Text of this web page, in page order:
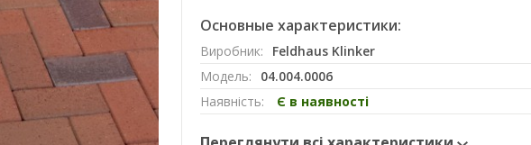
Цегла ручного
формування
Клінкерний підвіконник
Софіти
Основные характеристики:
Виробник:
Feldhaus Klinker
Модель:
04.004.0006
Наявність:
Є в наявності